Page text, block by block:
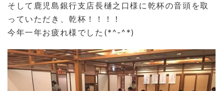
そして鹿児島銀行支店長樋之口様に乾杯の音頭を取
っていただき、乾杯！！！！
今年一年お疲れ様でした(*^-^*)